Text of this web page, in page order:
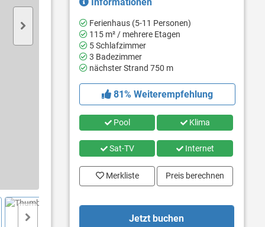
Ferienhaus (5-11 Personen)
115 m² / mehrere Etagen
5 Schlafzimmer
3 Badezimmer
nächster Strand 750 m
81% Weiterempfehlung
Pool Klima
Sat-TV Internet
Merkliste Preis berechnen
Jetzt buchen